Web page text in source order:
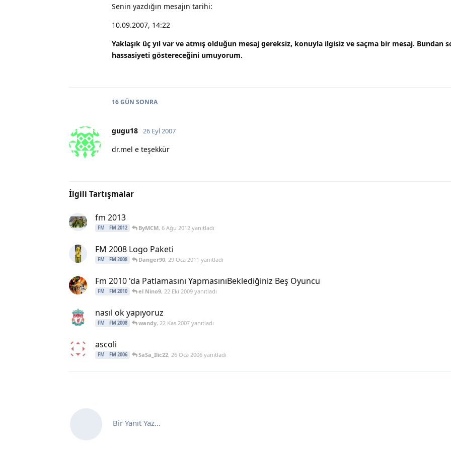
Senin yazdığın mesajın tarihi:
10.09.2007, 14:22
Yaklaşık üç yıl var ve atmış olduğun mesaj gereksiz, konuyla ilgisiz ve saçma bir mesaj. Bundan
hassasiyeti göstereceğini umuyorum.
16 GÜN SONRA
gugu18 26 Eyl 2007
dr.mel e teşekkür
İlgili Tartışmalar
fm 2013
FM FM 2012 ByMCM, 6 Ağu 2012yanıtladı
FM 2008 Logo Paketi
FM FM 2008 Danger90, 29 Oca 2011 yanıtladı
Fm 2010 'da Patlamasını YapmasınıBeklediğiniz Beş Oyuncu
FM FM 2010 el Nino9, 22 Eki 2009yanıtladı
nasıl ok yapıyoruz
FM FM 2008 wandy, 22 Kas 2007yanıtladı
ascoli
FM FM 2006 SaSa_Ilic22, 26 Oca 2006yanıtladı
Bir Yanıt Yaz...